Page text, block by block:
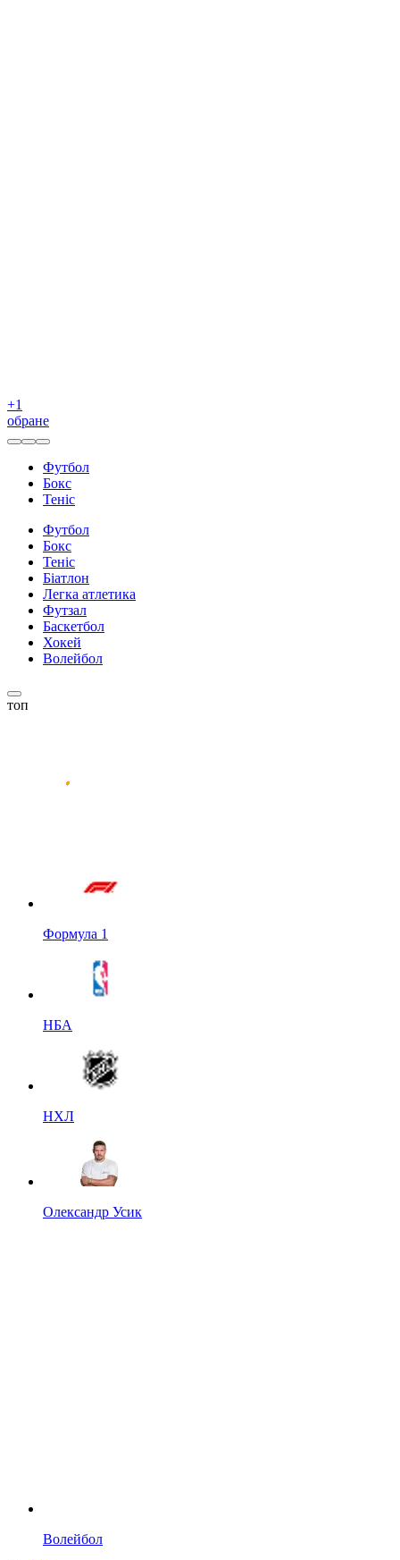
+1
обране
Футбол
Бокс
Теніс
Футбол
Бокс
Теніс
Біатлон
Легка атлетика
Футзал
Баскетбол
Хокей
Волейбол
топ
Формула 1
НБА
НХЛ
Олександр Усик
Волейбол